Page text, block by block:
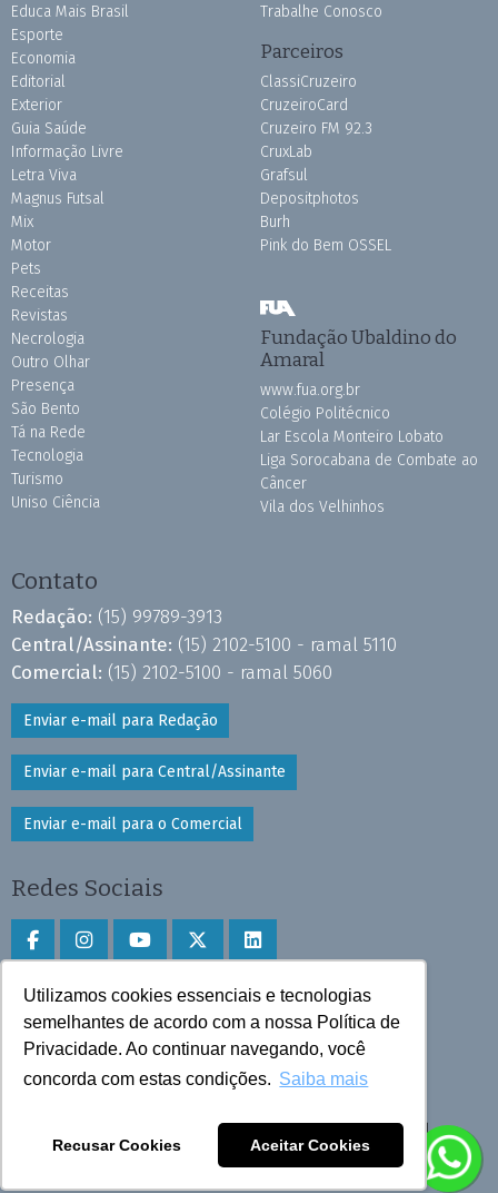
Utilizamos cookies essenciais e tecnologias
semelhantes de acordo com a nossa Política de
Privacidade. Ao continuar navegando, você
concorda com estas condições. Saiba mais
Recusar Cookies Aceitar Cookies
Educa Mais Brasil
Esporte
Economia
Editorial
Exterior
Guia Saúde
Informação Livre
Letra Viva
Magnus Futsal
Mix
Motor
Pets
Receitas
Revistas
Necrologia
Outro Olhar
Presença
São Bento
Tá na Rede
Tecnologia
Turismo
Uniso Ciência
Trabalhe Conosco
Parceiros
ClassiCruzeiro
CruzeiroCard
Cruzeiro FM 92.3
CruxLab
Grafsul
Depositphotos
Burh
Pink do Bem OSSEL
Fundação Ubaldino do
Amaral
www.fua.org.br
Colégio Politécnico
Lar Escola Monteiro Lobato
Liga Sorocabana de Combate ao
Câncer
Vila dos Velhinhos
Contato
Redação: (15) 99789-3913
Central/Assinante: (15) 2102-5100 - ramal 5110
Comercial: (15) 2102-5100 - ramal 5060
Enviar e-mail para Redação
Enviar e-mail para Central/Assinante
Enviar e-mail para o Comercial
Redes Sociais
Faça download do aplicativo
Play Store e App Store
Todos os direitos reservados © 2025 Cruzeiro do Sul